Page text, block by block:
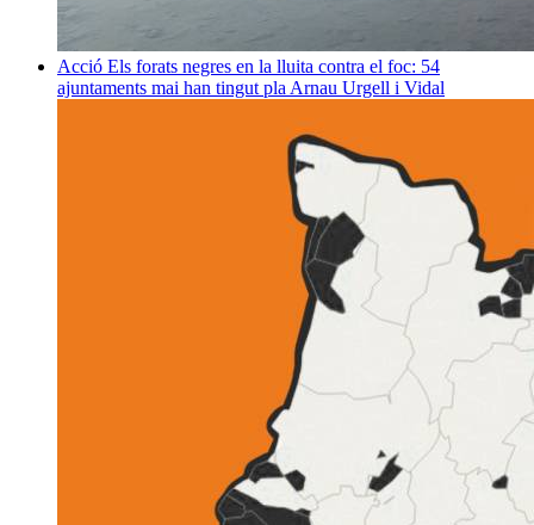
Acció Els forats negres en la lluita contra el foc: 54
ajuntaments mai han tingut pla Arnau Urgell i Vidal